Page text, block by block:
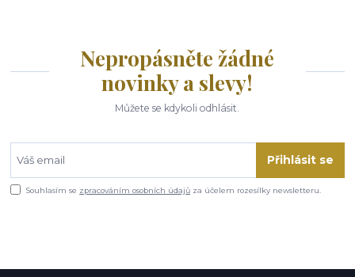
Nepropásněte žádné
novinky a slevy!
Můžete se kdykoli odhlásit.
Přihlásit se
Souhlasím se zpracováním osobních údajů za účelem rozesílky newsletteru.